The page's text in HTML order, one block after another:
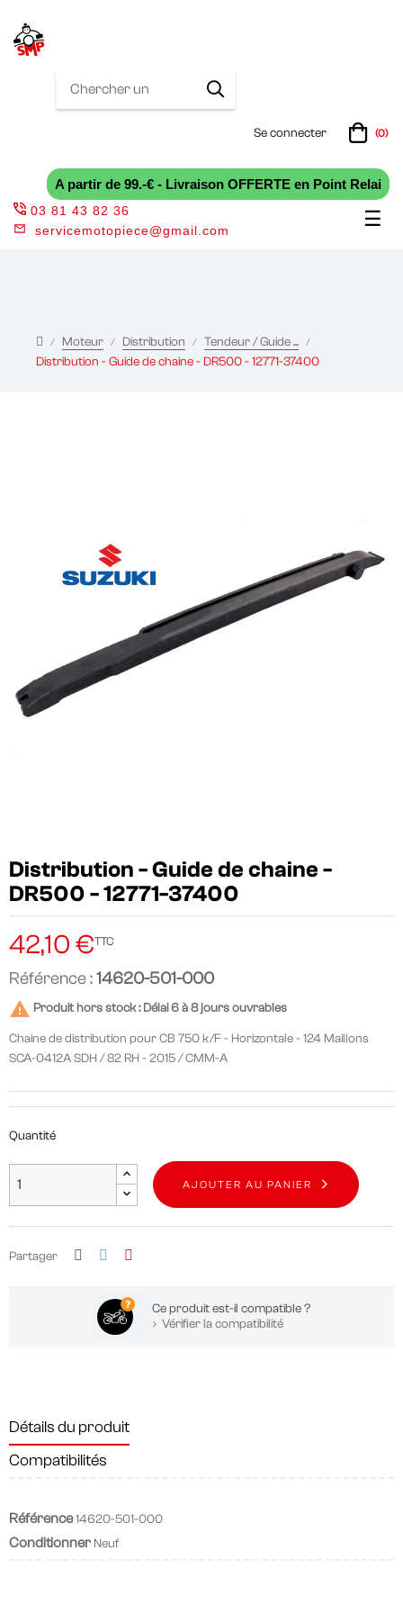
Se connecter (0)
A partir de 99.-€ - Livraison OFFERTE en Point Relai
☰
03 81 43 82 36
servicemotopiece@gmail.com
Moteur Distribution
Tendeur / Guide ...
Distribution - Guide de chaine - DR500 - 12771-37400
Distribution - Guide de chaine -
DR500 - 12771-37400
42,10 €TTC
Référence :14620-501-000
 Produit hors stock : Délai 6 à 8 jours ouvrables
Chaine de distribution pour CB 750 k/F - Horizontale - 124 Maillons
SCA-0412A SDH / 82 RH - 2015 / CMM-A
Quantité
AJOUTER AU PANIER
Partager
Ce produit est-il compatible ?
Vérifier la compatibilité
Détails du produit
Compatibilités
Référence14620-501-000
Conditionner Neuf